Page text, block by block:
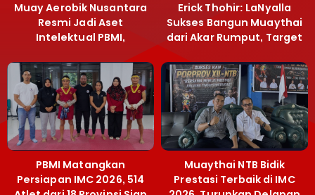
Muay Aerobik Nusantara
Resmi Jadi Aset
Intelektual PBMI,
Terobosan Bangun
Grassroots
Erick Thohir: LaNyalla
Sukses Bangun Muaythai
dari Akar Rumput, Target
PBMI Matangkan
Persiapan IMC 2026, 514
Muaythai NTB Bidik
Prestasi Terbaik di IMC